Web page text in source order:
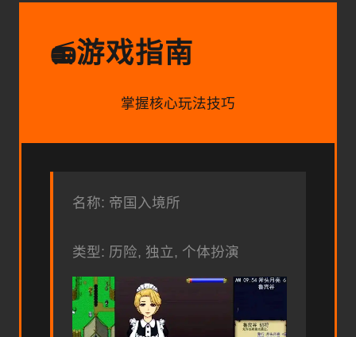
📻游戏指南
掌握核心玩法技巧
名称: 帝国入境所
类型: 历险, 独立, 个体扮演